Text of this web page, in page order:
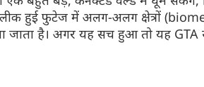
हुई फुटेज में अलग-अलग क्षेत्रों
जाता है। अगर यह सच हुआ तो यह GTA